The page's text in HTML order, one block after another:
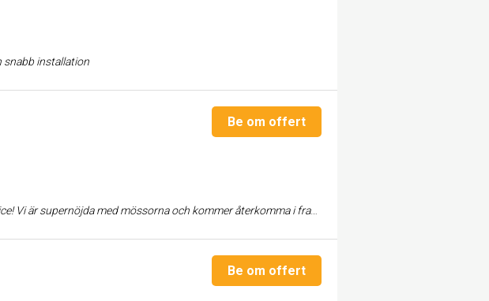
snabb installation
Be om offert
med mössorna och kommer återkomma i framtiden. Daniel DR Elteknik
Be om offert